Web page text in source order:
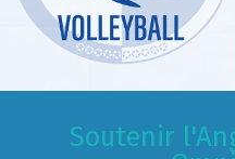
Soutenir